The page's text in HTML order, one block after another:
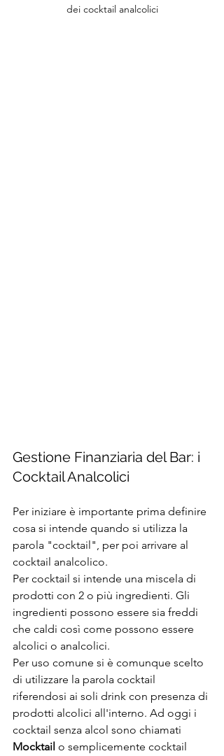
dei cocktail analcolici
Gestione Finanziaria del Bar: i
Cocktail Analcolici
Per iniziare è importante prima definire
cosa si intende quando si utilizza la
parola "cocktail", per poi arrivare al
cocktail analcolico.
Per cocktail si intende una miscela di
prodotti con 2 o più ingredienti. Gli
ingredienti possono essere sia freddi
che caldi così come possono essere
alcolici o analcolici.
Per uso comune si è comunque scelto
di utilizzare la parola cocktail
riferendosi ai soli drink con presenza di
prodotti alcolici all'interno. Ad oggi i
cocktail senza alcol sono chiamati
Mocktail o semplicemente cocktail